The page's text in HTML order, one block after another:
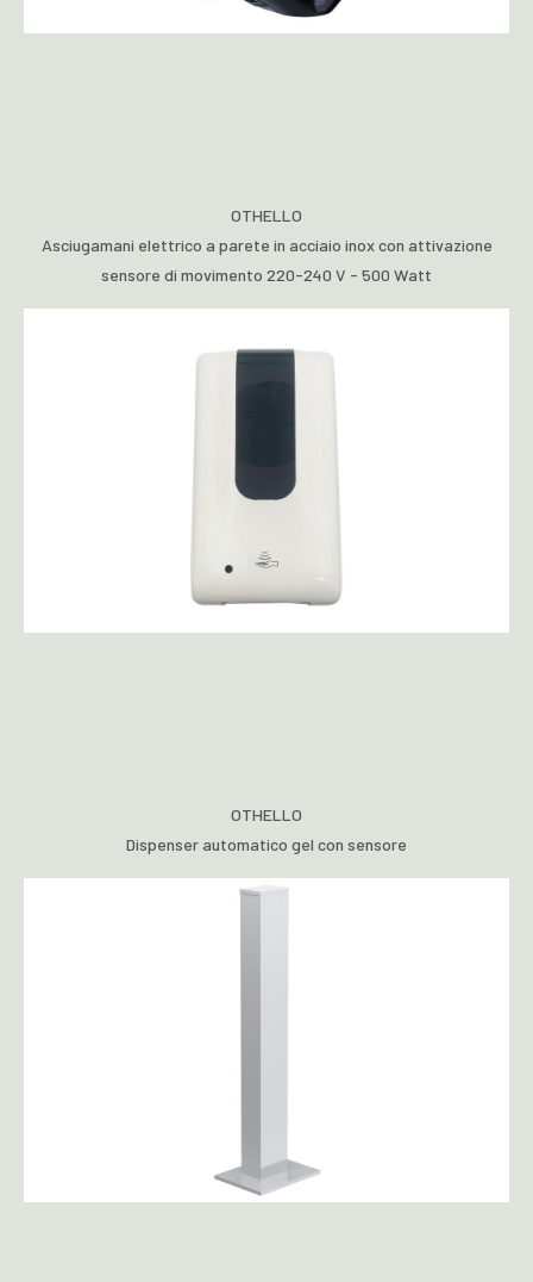
OTHELLO
Asciugamani elettrico a parete in acciaio inox con attivazione
sensore di movimento 220-240 V - 500 Watt
OTHELLO
Dispenser automatico gel con sensore